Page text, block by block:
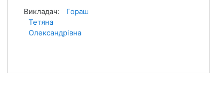
Викладач:
Гораш
Тетяна
Олександрівна